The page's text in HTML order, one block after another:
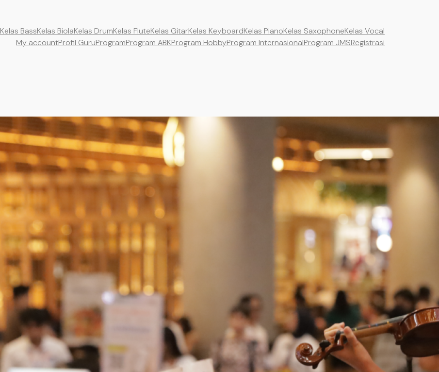
Kelas BassKelas BiolaKelas DrumKelas FluteKelas GitarKelas KeyboardKelas PianoKelas SaxophoneKelas Vocal
My accountProfil GuruProgramProgram ABKProgram HobbyProgram InternasionalProgram JMSRegistrasi